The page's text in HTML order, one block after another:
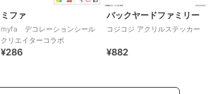
ミファ
myfa デコレーションシール
クリエイターコラボ
¥286
バックヤードファミリー
コジコジ アクリルステッカー
¥882